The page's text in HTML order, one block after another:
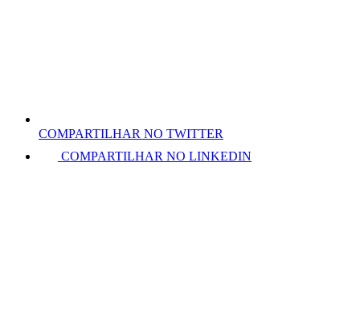
COMPARTILHAR NO TWITTER
COMPARTILHAR NO LINKEDIN